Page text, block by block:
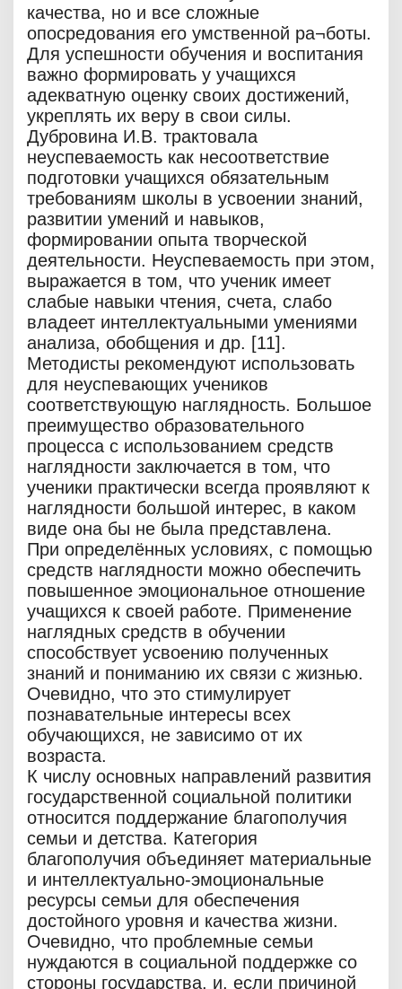
качества, но и все сложные
опосредования его умственной ра¬боты.
Для успешности обучения и воспитания
важно формировать у учащихся
адекватную оценку своих достижений,
укреплять их веру в свои силы.
Дубровина И.В. трактовала
неуспеваемость как несоответствие
подготовки учащихся обязательным
требованиям школы в усвоении знаний,
развитии умений и навыков,
формировании опыта творческой
деятельности. Неуспеваемость при этом,
выражается в том, что ученик имеет
слабые навыки чтения, счета, слабо
владеет интеллектуальными умениями
анализа, обобщения и др. [11].
Методисты рекомендуют использовать
для неуспевающих учеников
соответствующую наглядность. Большое
преимущество образовательного
процесса с использованием средств
наглядности заключается в том, что
ученики практически всегда проявляют к
наглядности большой интерес, в каком
виде она бы не была представлена.
При определённых условиях, с помощью
средств наглядности можно обеспечить
повышенное эмоциональное отношение
учащихся к своей работе. Применение
наглядных средств в обучении
способствует усвоению полученных
знаний и пониманию их связи с жизнью.
Очевидно, что это стимулирует
познавательные интересы всех
обучающихся, не зависимо от их
возраста.
К числу основных направлений развития
государственной социальной политики
относится поддержание благополучия
семьи и детства. Категория
благополучия объединяет материальные
и интеллектуально-эмоциональные
ресурсы семьи для обеспечения
достойного уровня и качества жизни.
Очевидно, что проблемные семьи
нуждаются в социальной поддержке со
стороны государства, и, если причиной